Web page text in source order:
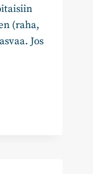
(raha,
Jos